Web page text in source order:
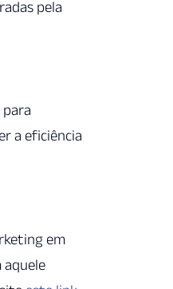
pela
a eficiência
em
aquele